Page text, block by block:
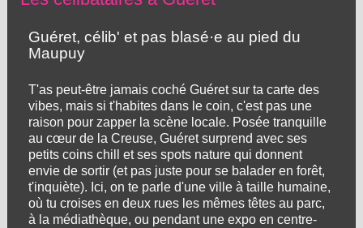
Guéret, célib' et pas blasé·e au pied du
Maupuy
T'as peut-être jamais coché Guéret sur ta carte des
vibes, mais si t'habites dans le coin, c'est pas une
raison pour zapper la scène locale. Posée tranquille
au cœur de la Creuse, Guéret surprend avec ses
petits coins chill et ses spots nature qui donnent
envie de sortir (et pas juste pour se balader en forêt,
t'inquiète). Ici, on te parle d'une ville à taille humaine,
où tu croises en deux rues les mêmes têtes au parc,
à la médiathèque, ou pendant une expo en centre-